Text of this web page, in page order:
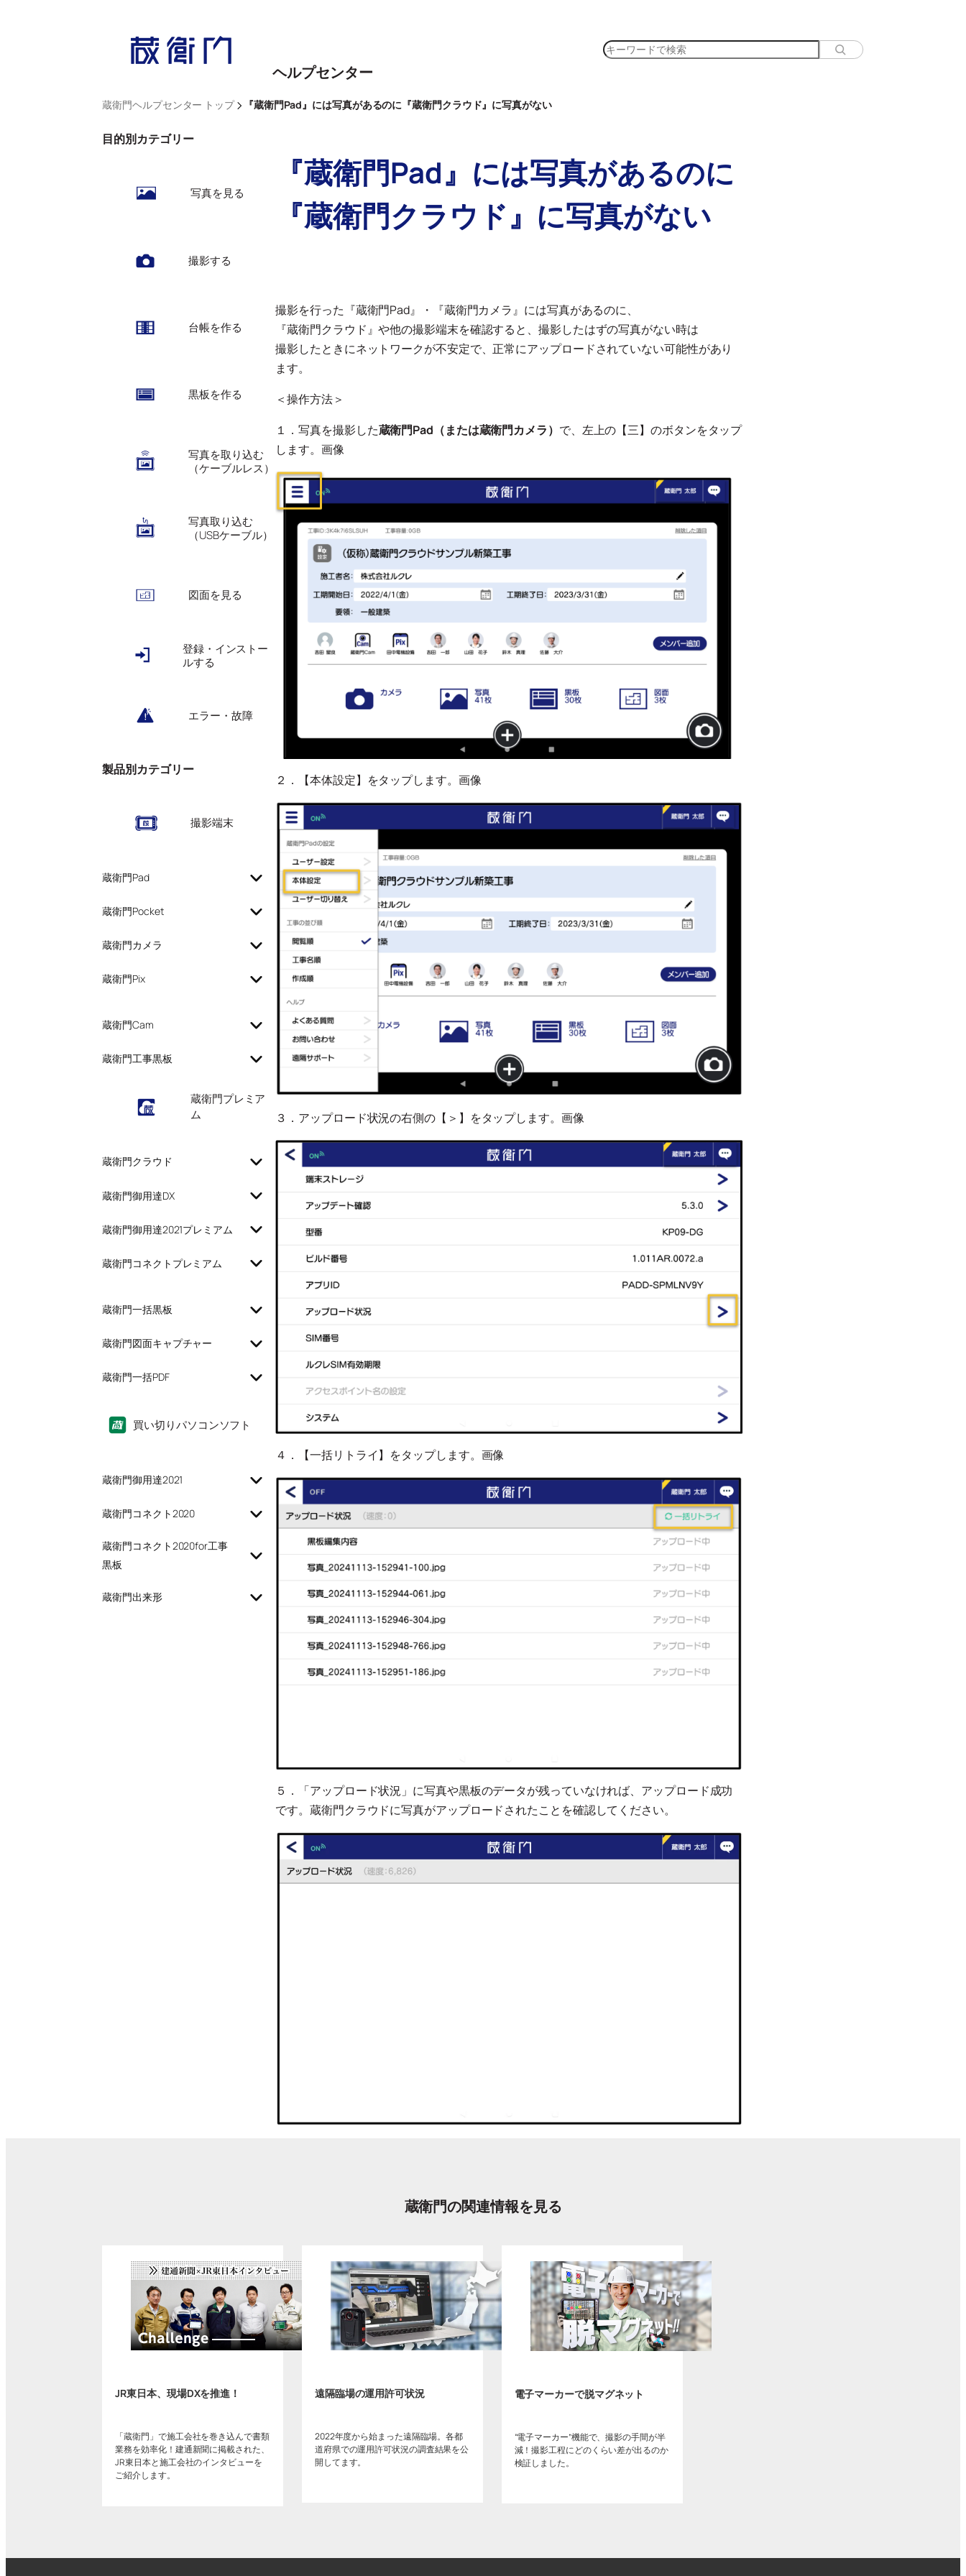
ヘルプセンター
検
蔵衛門ヘルプセンター トップ> 『蔵衛門Pad』には写真があるのに『蔵衛門クラウド』に写真がない
目的別カテゴリー
写真を見る
撮影する
台帳を作る
黒板を作る
写真を取り込む
（ケーブルレス）
写真取り込む
（USBケーブル）
図面を見る
登録・インストー
ルする
エラー・故障
製品別カテゴリー
撮影端末
蔵衛門Pad
蔵衛門Pocket
蔵衛門カメラ
蔵衛門Pix
蔵衛門Cam
蔵衛門工事黒板
蔵衛門プレミア
ム
蔵衛門クラウド
蔵衛門御用達DX
蔵衛門御用達2021プレミアム
蔵衛門コネクトプレミアム
蔵衛門一括黒板
蔵衛門図面キャプチャー
蔵衛門一括PDF
買い切りパソコンソフト
蔵衛門御用達2021
蔵衛門コネクト2020
蔵衛門コネクト2020for工事
黒板
蔵衛門出来形
『蔵衛門Pad』には写真があるのに
『蔵衛門クラウド』に写真がない
撮影を行った『蔵衛門Pad』・『蔵衛門カメラ』には写真があるのに、
『蔵衛門クラウド』や他の撮影端末を確認すると、撮影したはずの写真がない時は
撮影したときにネットワークが不安定で、正常にアップロードされていない可能性があり
ます。
＜操作方法＞
１．写真を撮影した蔵衛門Pad（または蔵衛門カメラ） で、左上の【三】のボタンをタップ
します。画像
２．【本体設定】をタップします。画像
３．アップロード状況の右側の【＞】をタップします。画像
４．【一括リトライ】をタップします。画像
５．「アップロード状況」に写真や黒板のデータが残っていなければ、アップロード成功
です。蔵衛門クラウドに写真がアップロードされたことを確認してください。
蔵衛門の関連情報を見る
JR東日本、現場DXを推進！
「蔵衛門」で施工会社を巻き込んで書類
業務を効率化！建通新聞に掲載された、
JR東日本と施工会社のインタビューを
ご紹介します。
遠隔臨場の運用許可状況
2022年度から始まった遠隔臨場。各都
道府県での運用許可状況の調査結果を公
開してます。
電子マーカーで脱マグネット
“電子マーカー”機能で、撮影の手間が半
減！撮影工程にどのくらい差が出るのか
検証しました。